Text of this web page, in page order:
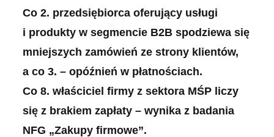
Co 2. przedsiębiorca oferujący usługi
i produkty w segmencie B2B spodziewa się
mniejszych zamówień ze strony klientów,
a co 3. – opóźnień w płatnościach.
Co 8. właściciel firmy z sektora MŚP liczy
się z brakiem zapłaty – wynika z badania
NFG „Zakupy firmowe”.